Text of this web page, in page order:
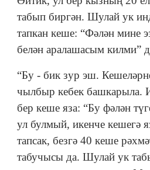
табып биргән. Шулай ук
тапкан кеше: “Фәлән мине
белән аралашасым килми”
“Бу - бик зур эш.
чылбыр кебек башкарыла.
бер кеше яза: “Бу фәлән
ул булмый, икенче кешегә
тапсак, безгә 40 кеше
табучысы да. Шулай ук